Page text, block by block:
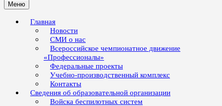
Меню
Главная
Новости
СМИ о нас
Всероссийское чемпионатное движение
«Профессионалы»
Федеральные проекты
Учебно-производственный комплекс
Контакты
Сведения об образовательной организации
Войска беспилотных систем